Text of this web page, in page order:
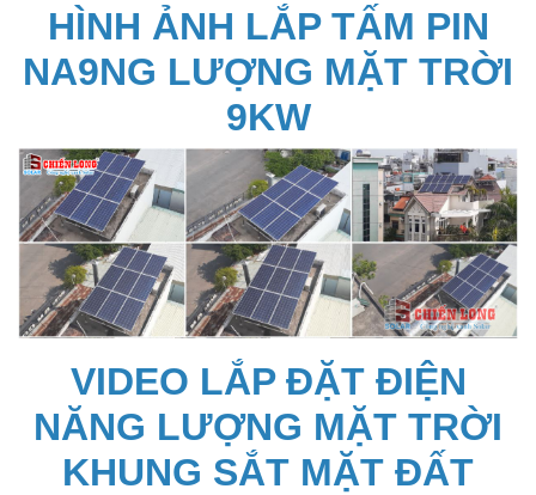
HÌNH ẢNH LẮP TẤM PIN
NA9NG LƯỢNG MẶT TRỜI
9KW
VIDEO LẮP ĐẶT ĐIỆN
NĂNG LƯỢNG MẶT TRỜI
KHUNG SẮT MẶT ĐẤT